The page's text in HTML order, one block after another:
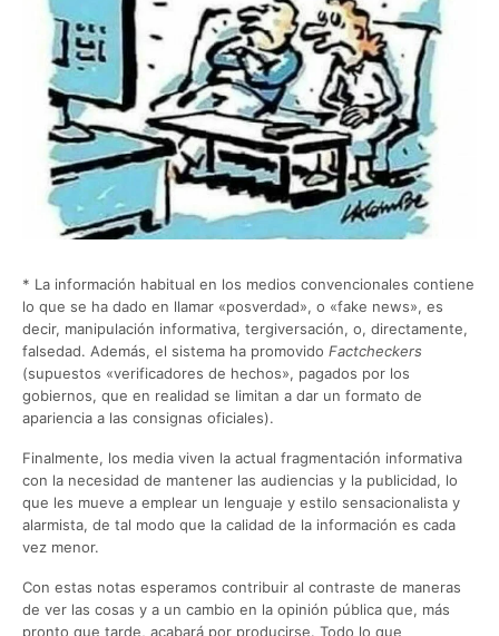
* La información habitual en los medios convencionales contiene
lo que se ha dado en llamar «posverdad», o «fake news», es
decir, manipulación informativa, tergiversación, o, directamente,
falsedad. Además, el sistema ha promovidoFactcheckers
(supuestos «verificadores de hechos», pagados por los
gobiernos, que en realidad se limitan a dar un formato de
apariencia a las consignas oficiales).
Finalmente, los media viven la actual fragmentación informativa
con la necesidad de mantener las audiencias y la publicidad, lo
que les mueve a emplear un lenguaje y estilo sensacionalista y
alarmista, de tal modo que la calidad de la información es cada
vez menor.
Con estas notas esperamos contribuir al contraste de maneras
de ver las cosas y a un cambio en la opinión pública que, más
pronto que tarde, acabará por producirse. Todo lo que